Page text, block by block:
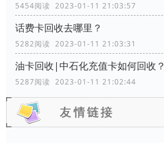
5454阅读 2023-01-11 21:03:57
话费卡回收去哪里？
5282阅读 2023-01-11 21:03:31
油卡回收|中石化充值卡如何回收？
5287阅读 2023-01-11 21:02:44